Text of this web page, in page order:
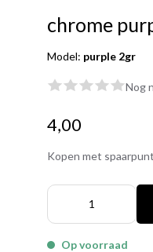
chrome
Model: purple 2gr
Nog
4,00
Kopen met
Op voorraad